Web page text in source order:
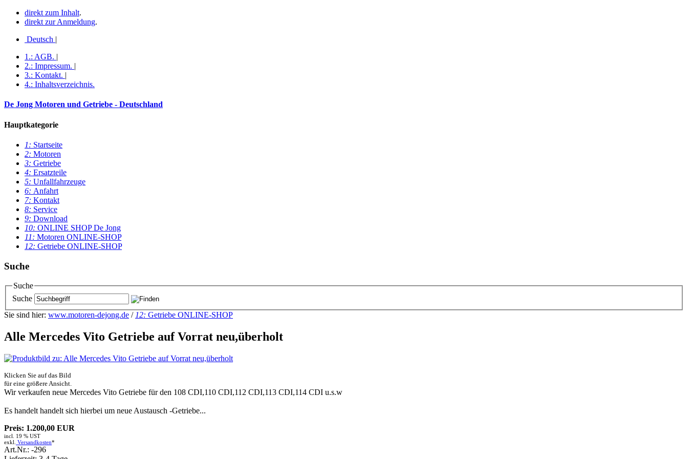
direkt zum Inhalt.
direkt zur Anmeldung.
Deutsch |
1.: AGB. |
2.: Impressum. |
3.: Kontakt. |
4.: Inhaltsverzeichnis.
De Jong Motoren und Getriebe - Deutschland
Hauptkategorie
1: Startseite
2: Motoren
3: Getriebe
4: Ersatzteile
5: Unfallfahrzeuge
6: Anfahrt
7: Kontakt
8: Service
9: Download
10: ONLINE SHOP De Jong
11: Motoren ONLINE-SHOP
12: Getriebe ONLINE-SHOP
Suche
Suche
Suche
Sie sind hier: www.motoren-dejong.de / 12: Getriebe ONLINE-SHOP
Alle Mercedes Vito Getriebe auf Vorrat neu,überholt
Klicken Sie auf das Bild
für eine größere Ansicht.
Wir verkaufen neue Mercedes Vito Getriebe für den 108 CDI,110 CDI,112 CDI,113 CDI,114 CDI u.s.w
Es handelt handelt sich hierbei um neue Austausch -Getriebe...
Preis: 1.200,00 EUR
incl. 19 % UST
exkl. Versandkosten*
Art.Nr.: -296